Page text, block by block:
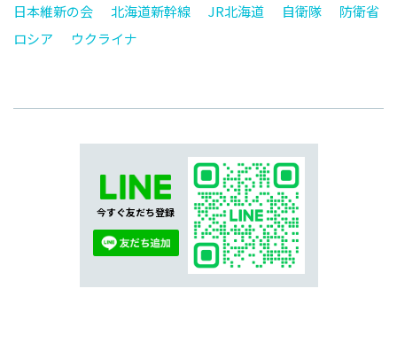
日本維新の会
北海道新幹線 JR北海道 自衛隊
防衛省
ロシア
ウクライナ
今すぐ友だち登録